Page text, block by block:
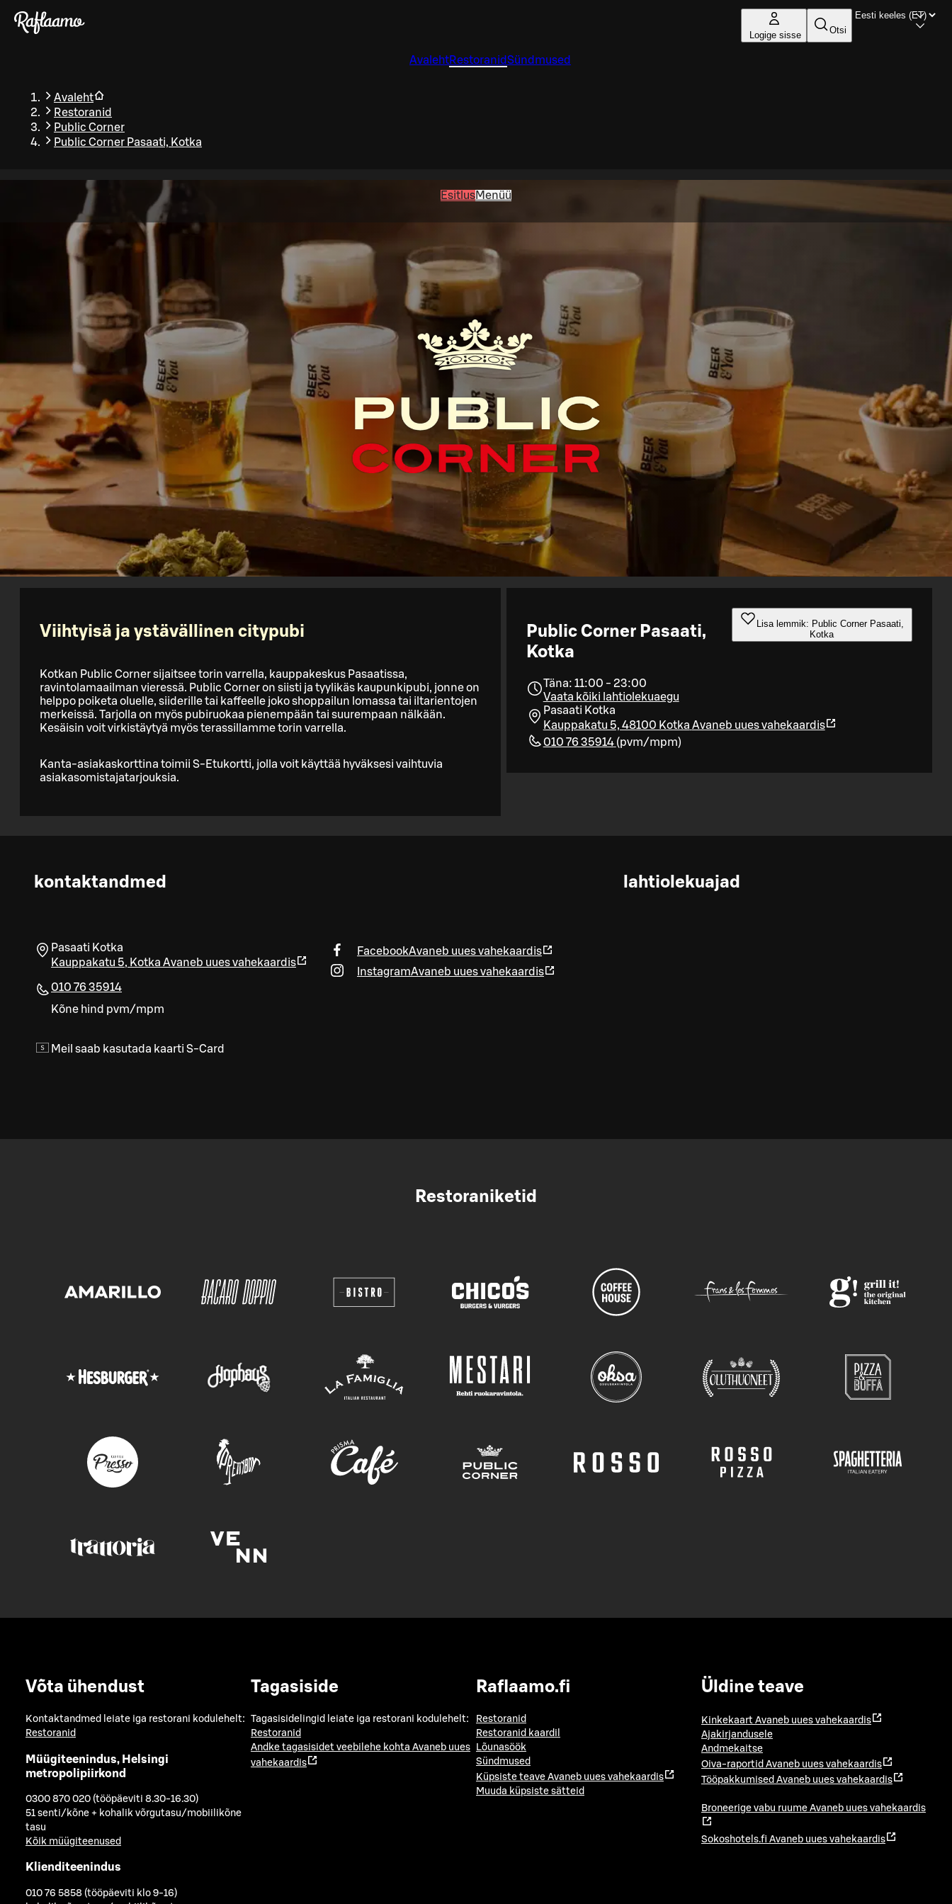
Liigu peamise sisu juurde
Logige sisse Otsi
AvalehtRestoranidSündmused
Avaleht
Restoranid
Public Corner
Public Corner Pasaati, Kotka
EsitlusMenüü
Public Corner Pasaati,
Kotka
Lisa lemmik: Public Corner Pasaati,
Kotka
Täna: 11:00 - 23:00
Vaata kõiki lahtiolekuaegu
Pasaati Kotka
Kauppakatu 5, 48100 Kotka Avaneb uues vahekaardis
010 76 35914 (pvm/mpm)
Viihtyisä ja ystävällinen citypubi
Kotkan Public Corner sijaitsee torin varrella, kauppakeskus Pasaatissa,
ravintolamaailman vieressä. Public Corner on siisti ja tyylikäs kaupunkipubi, jonne on
helppo poiketa oluelle, siiderille tai kaffeelle joko shoppailun lomassa tai iltarientojen
merkeissä. Tarjolla on myös pubiruokaa pienempään tai suurempaan nälkään.
Kesäisin voit virkistäytyä myös terassillamme torin varrella.
Kanta-asiakaskorttina toimii S-Etukortti, jolla voit käyttää hyväksesi vaihtuvia
asiakasomistajatarjouksia.
kontaktandmed
Pasaati Kotka
Kauppakatu 5, Kotka Avaneb uues vahekaardis
010 76 35914
Kõne hind pvm/mpm
Meil saab kasutada kaarti S-Card
FacebookAvaneb uues vahekaardis
InstagramAvaneb uues vahekaardis
lahtiolekuajad
Restoraniketid
Võta ühendust
Kontaktandmed leiate iga restorani kodulehelt:
Restoranid
Müügiteenindus, Helsingi
metropolipiirkond
0300 870 020 (tööpäeviti 8.30-16.30)
51 senti/kõne + kohalik võrgutasu/mobiilikõne
tasu
Kõik müügiteenused
Klienditeenindus
010 76 5858 (tööpäeviti klo 9-16)
Tagasiside
Tagasisidelingid leiate iga restorani kodulehelt:
Restoranid
Andke tagasisidet veebilehe kohta Avaneb uues
vahekaardis
Raflaamo.fi
Restoranid
Restoranid kaardil
Lõunasöök
Sündmused
Küpsiste teave Avaneb uues vahekaardis
Muuda küpsiste sätteid
Üldine teave
Kinkekaart Avaneb uues vahekaardis
Ajakirjandusele
Andmekaitse
Oiva-raportid Avaneb uues vahekaardis
Tööpakkumised Avaneb uues vahekaardis
Broneerige vabu ruume Avaneb uues vahekaardis
Sokoshotels.fi Avaneb uues vahekaardis